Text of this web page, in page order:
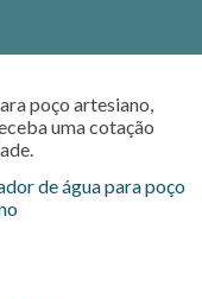
poço artesiano,
uma cotação